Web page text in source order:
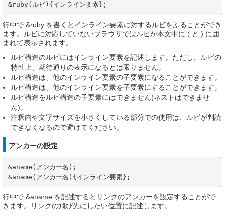
&ruby(ルビ){インライン要素};
行中で &ruby を書くとインライン要素に対するルビをふることができ
ます。ルビに対応していないブラウザではルビが本文中に ( と ) に囲
まれて表示されます。
ルビ構造のルビにはインライン要素を記述します。ただし、ルビの
特性上、期待通りの表示になるとは限りません。
ルビ構造は、他のインライン要素の子要素になることができます。
ルビ構造は、他のインライン要素を子要素にすることができます。
ルビ構造をルビ構造の子要素にはできません(ネストはできませ
ん)。
注釈内や文字サイズを小さくしている部分での使用は、ルビが判読
できなくなるので避けてください。
アンカーの設定 †
&aname(アンカー名);
&aname(アンカー名){インライン要素};
行中で &aname を記述するとリンクのアンカーを設定することがで
きます。リンクの飛び先にしたい位置に記述します。